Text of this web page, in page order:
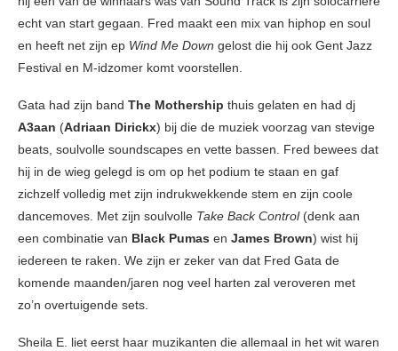
echt van start gegaan. Fred maakt een mix van hiphop en soul
en heeft net zijn ep Wind Me Down gelost die hij ook Gent Jazz
Festival en M-idzomer komt voorstellen.
Gata had zijn band The Mothership thuis gelaten en had dj
A3aan (Adriaan Dirickx) bij die de muziek voorzag van stevige
beats, soulvolle soundscapes en vette bassen. Fred bewees dat
hij in de wieg gelegd is om op het podium te staan en gaf
zichzelf volledig met zijn indrukwekkende stem en zijn coole
dancemoves. Met zijn soulvolle Take Back Control (denk aan
een combinatie van Black Pumas en James Brown) wist hij
iedereen te raken. We zijn er zeker van dat Fred Gata de
komende maanden/jaren nog veel harten zal veroveren met
zo’n overtuigende sets.
Sheila E. liet eerst haar muzikanten die allemaal in het wit waren